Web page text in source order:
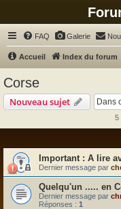
FAQ Galerie
Accueil Index du forum
Corse
Nouveau sujet
5
A lire
Dernier message par
Quelqu'un ..... en
Dernier message par
Réponses : 1